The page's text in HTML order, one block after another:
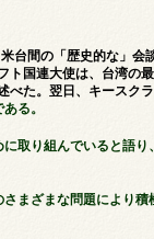
台間の「歴史的な」会
ト国連大使は、台湾の
べた。翌日、キースク
る。
取り組んでいると語り
まざまな問題により積